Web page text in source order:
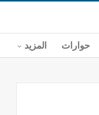
حوارات المزيد